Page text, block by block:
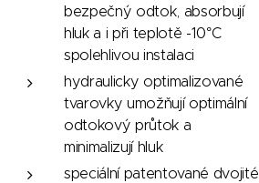
bezpečný odtok, absorbují
hluk a i při teplotě -10°C
spolehlivou instalaci
hydraulicky optimalizované
tvarovky umožňují optimální
odtokový průtok a
minimalizují hluk
speciální patentované dvojité